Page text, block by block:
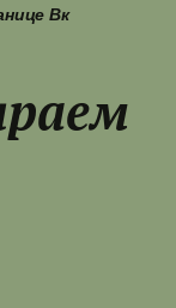
Вк